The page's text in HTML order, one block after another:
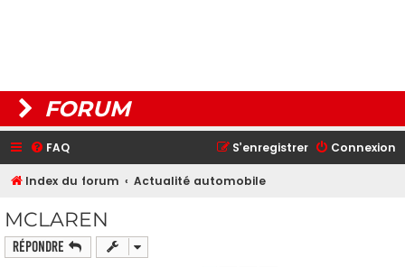
FORUM
FAQ Connexion
S’enregistrer
Index du forum Actualité automobile
MCLAREN
Répondre